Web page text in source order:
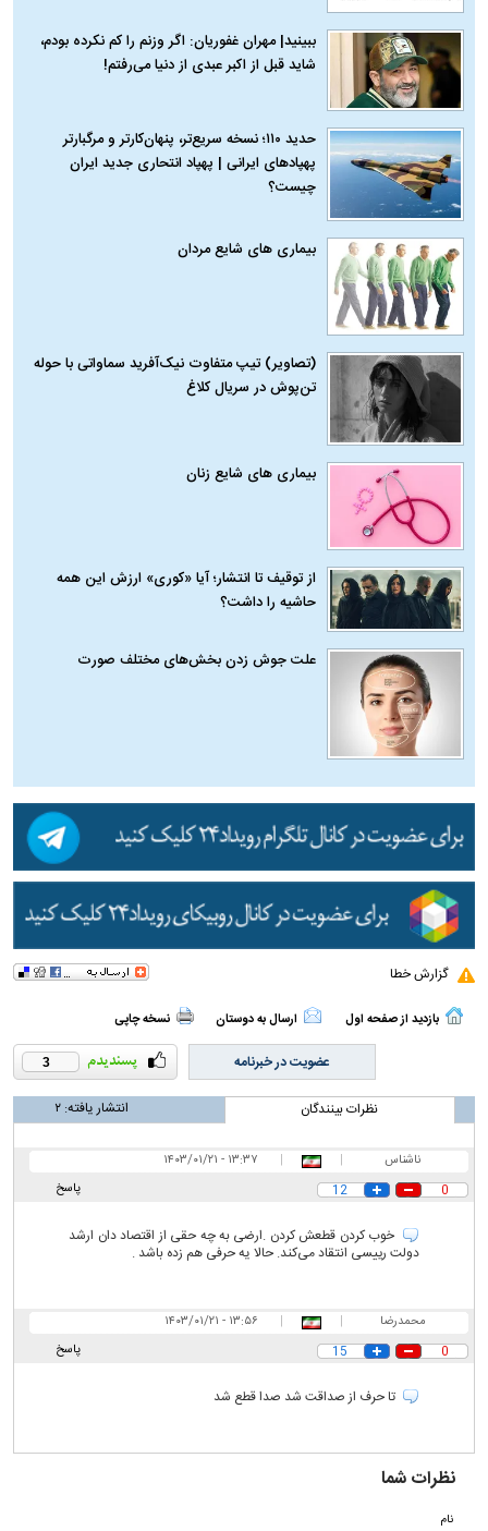
ببینید| مهران غفوریان: اگر وزنم را کم نکرده بودم،
شاید قبل از اکبر عبدی از دنیا می‌رفتم!
حدید ۱۱۰؛ نسخه سریع‌تر، پنهان‌کارتر و مرگبارتر
پهپادهای ایرانی | پهپاد انتحاری جدید ایران
چیست؟
بیماری‌ های شایع مردان
(تصاویر) تیپ متفاوت نیک‌آفرید سماواتی با حوله
تن‌پوش در سریال کلاغ
بیماری‌ های شایع زنان
از توقیف تا انتشار؛ آیا «کوری» ارزش این همه
حاشیه را داشت؟
علت جوش زدن بخش‌های مختلف صورت
گزارش خطا
بازدید از صفحه اول ارسال به دوستان نسخه چاپی
3 عضویت در خبرنامه
نظرات بینندگان انتشار یافته:۲
ناشناس |
|
۱۳:۳۷ - ۱۴۰۳/۰۱/۲۱
پاسخ
0
12
خوب کردن قطعش کردن .ارضی به چه حقی از اقتصاد دان ارشد
دولت رییسی انتقاد می‌کند. حالا یه حرفی هم زده باشد .
محمدرضا |
|
۱۳:۵۶ - ۱۴۰۳/۰۱/۲۱
پاسخ
0
15
تا حرف از صداقت شد صدا قطع شد
نظرات شما
نام